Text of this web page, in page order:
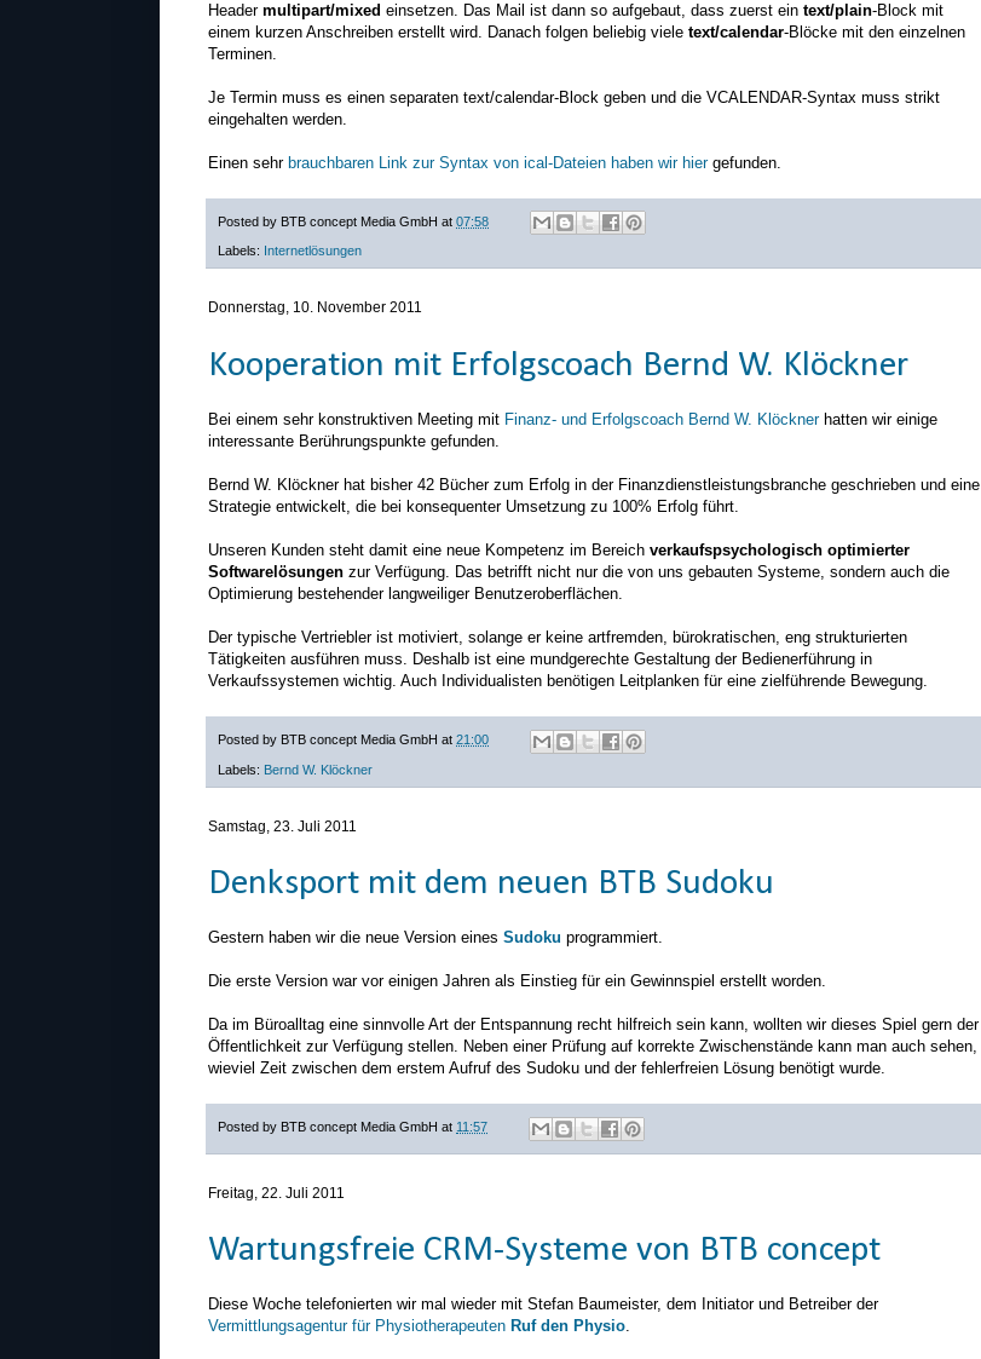
Header multipart/mixed einsetzen. Das Mail ist dann so aufgebaut, dass zuerst ein text/plain-Block mit
einem kurzen Anschreiben erstellt wird. Danach folgen beliebig viele text/calendar-Blöcke mit den einzelnen
Terminen.
Je Termin muss es einen separaten text/calendar-Block geben und die VCALENDAR-Syntax muss strikt
eingehalten werden.
Einen sehr brauchbaren Link zur Syntax von ical-Dateien haben wir hiergefunden.
Posted by BTB concept Media GmbH at 07:58
Labels: Internetlösungen
Donnerstag, 10. November 2011
Kooperation mit Erfolgscoach Bernd W. Klöckner
Bei einem sehr konstruktiven Meeting mit Finanz- und Erfolgscoach Bernd W. Klöcknerhatten wir einige
interessante Berührungspunkte gefunden.
Bernd W. Klöckner hat bisher 42 Bücher zum Erfolg in der Finanzdienstleistungsbranche geschrieben und eine
Strategie entwickelt, die bei konsequenter Umsetzung zu 100% Erfolg führt.
Unseren Kunden steht damit eine neue Kompetenz im Bereich verkaufspsychologisch optimierter
Softwarelösungen zur Verfügung. Das betrifft nicht nur die von uns gebauten Systeme, sondern auch die
Optimierung bestehender langweiliger Benutzeroberflächen.
Der typische Vertriebler ist motiviert, solange er keine artfremden, bürokratischen, eng strukturierten
Tätigkeiten ausführen muss. Deshalb ist eine mundgerechte Gestaltung der Bedienerführung in
Verkaufssystemen wichtig. Auch Individualisten benötigen Leitplanken für eine zielführende Bewegung.
Posted by BTB concept Media GmbH at 21:00
Labels: Bernd W. Klöckner
Samstag, 23. Juli 2011
Denksport mit dem neuen BTB Sudoku
Gestern haben wir die neue Version eines Sudoku programmiert.
Die erste Version war vor einigen Jahren als Einstieg für ein Gewinnspiel erstellt worden.
Da im Büroalltag eine sinnvolle Art der Entspannung recht hilfreich sein kann, wollten wir dieses Spiel gern der
Öffentlichkeit zur Verfügung stellen. Neben einer Prüfung auf korrekte Zwischenstände kann man auch sehen,
wieviel Zeit zwischen dem erstem Aufruf des Sudoku und der fehlerfreien Lösung benötigt wurde.
Posted by BTB concept Media GmbH at 11:57
Freitag, 22. Juli 2011
Wartungsfreie CRM-Systeme von BTB concept
Diese Woche telefonierten wir mal wieder mit Stefan Baumeister, dem Initiator und Betreiber der
Vermittlungsagentur für Physiotherapeuten Ruf den Physio.